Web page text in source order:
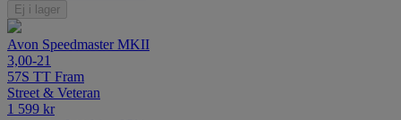
Ej i lager
Avon Speedmaster MKII
3,00-21
57S TT Fram
Street & Veteran
1 599 kr